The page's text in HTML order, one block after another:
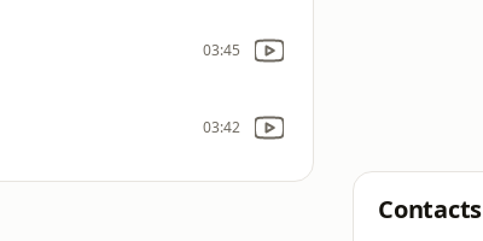
03:45
03:42
Contacts